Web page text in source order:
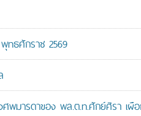
ทธศักราช 2569
พมารดาของ พล.ต.ท.ศักย์ศิรา เผื